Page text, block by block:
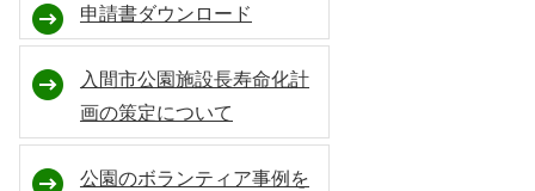
申請書ダウンロード
入間市公園施設長寿命化計
画の策定について
公園のボランティア事例を